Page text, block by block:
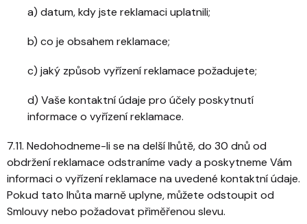
a) datum, kdy jste reklamaci uplatnili;
b) co je obsahem reklamace;
c) jaký způsob vyřízení reklamace požadujete;
d) Vaše kontaktní údaje pro účely poskytnutí
informace o vyřízení reklamace.
7.11. Nedohodneme-li se na delší lhůtě, do 30 dnů od
obdržení reklamace odstraníme vady a poskytneme Vám
informaci o vyřízení reklamace na uvedené kontaktní údaje.
Pokud tato lhůta marně uplyne, můžete odstoupit od
Smlouvy nebo požadovat přiměřenou slevu.